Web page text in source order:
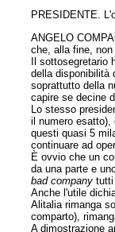
PRESIDENTE.
ANGELO
che, alla fine, non
Il sottosegretario
della disponibilità
soprattutto della
capire se decine
Lo stesso
il numero esatto),
questi quasi 5
continuare ad
È ovvio che un
da una parte e
bad company tutti
Anche l'utile
Alitalia rimanga
comparto),
A dimostrazione